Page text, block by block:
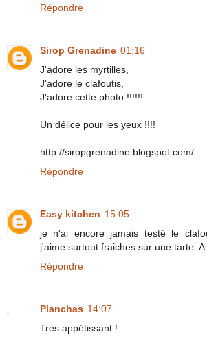
Répondre
Sirop Grenadine 01:16
J'adore les myrtilles,
J'adore le clafoutis,
J'adore cette photo !!!!!!
Un délice pour les yeux !!!!
http://siropgrenadine.blogspot.com/
Répondre
Easy kitchen 15:05
je n'ai encore jamais testé le
j'aime surtout fraiches sur une tarte.
Répondre
Planchas 14:07
Très appétissant !